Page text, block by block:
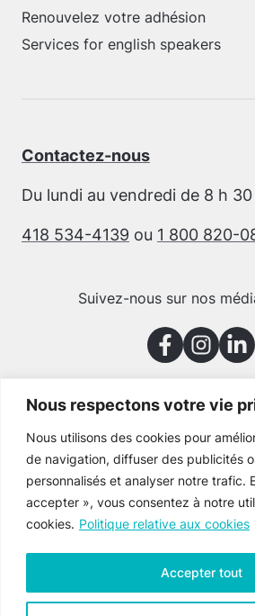
Nous respectons votre vie
Nous utilisons des cookies pour
de navigation, diffuser des publicités
personnalisés et analyser notre trafic.
accepter », vous consentez à notre
cookies. Politique relative aux cookies
Accepter tout
Renouvelez votre adhésion
Services for english speakers
Contactez-nous
Du lundi au vendredi de 8 h
418 534-4139 ou 1 800 820-
Suivez-nous sur nos
Merci à nos